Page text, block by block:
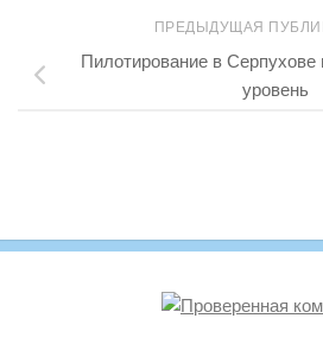
ПРЕДЫДУЩАЯ
Пилотирование в
уровень